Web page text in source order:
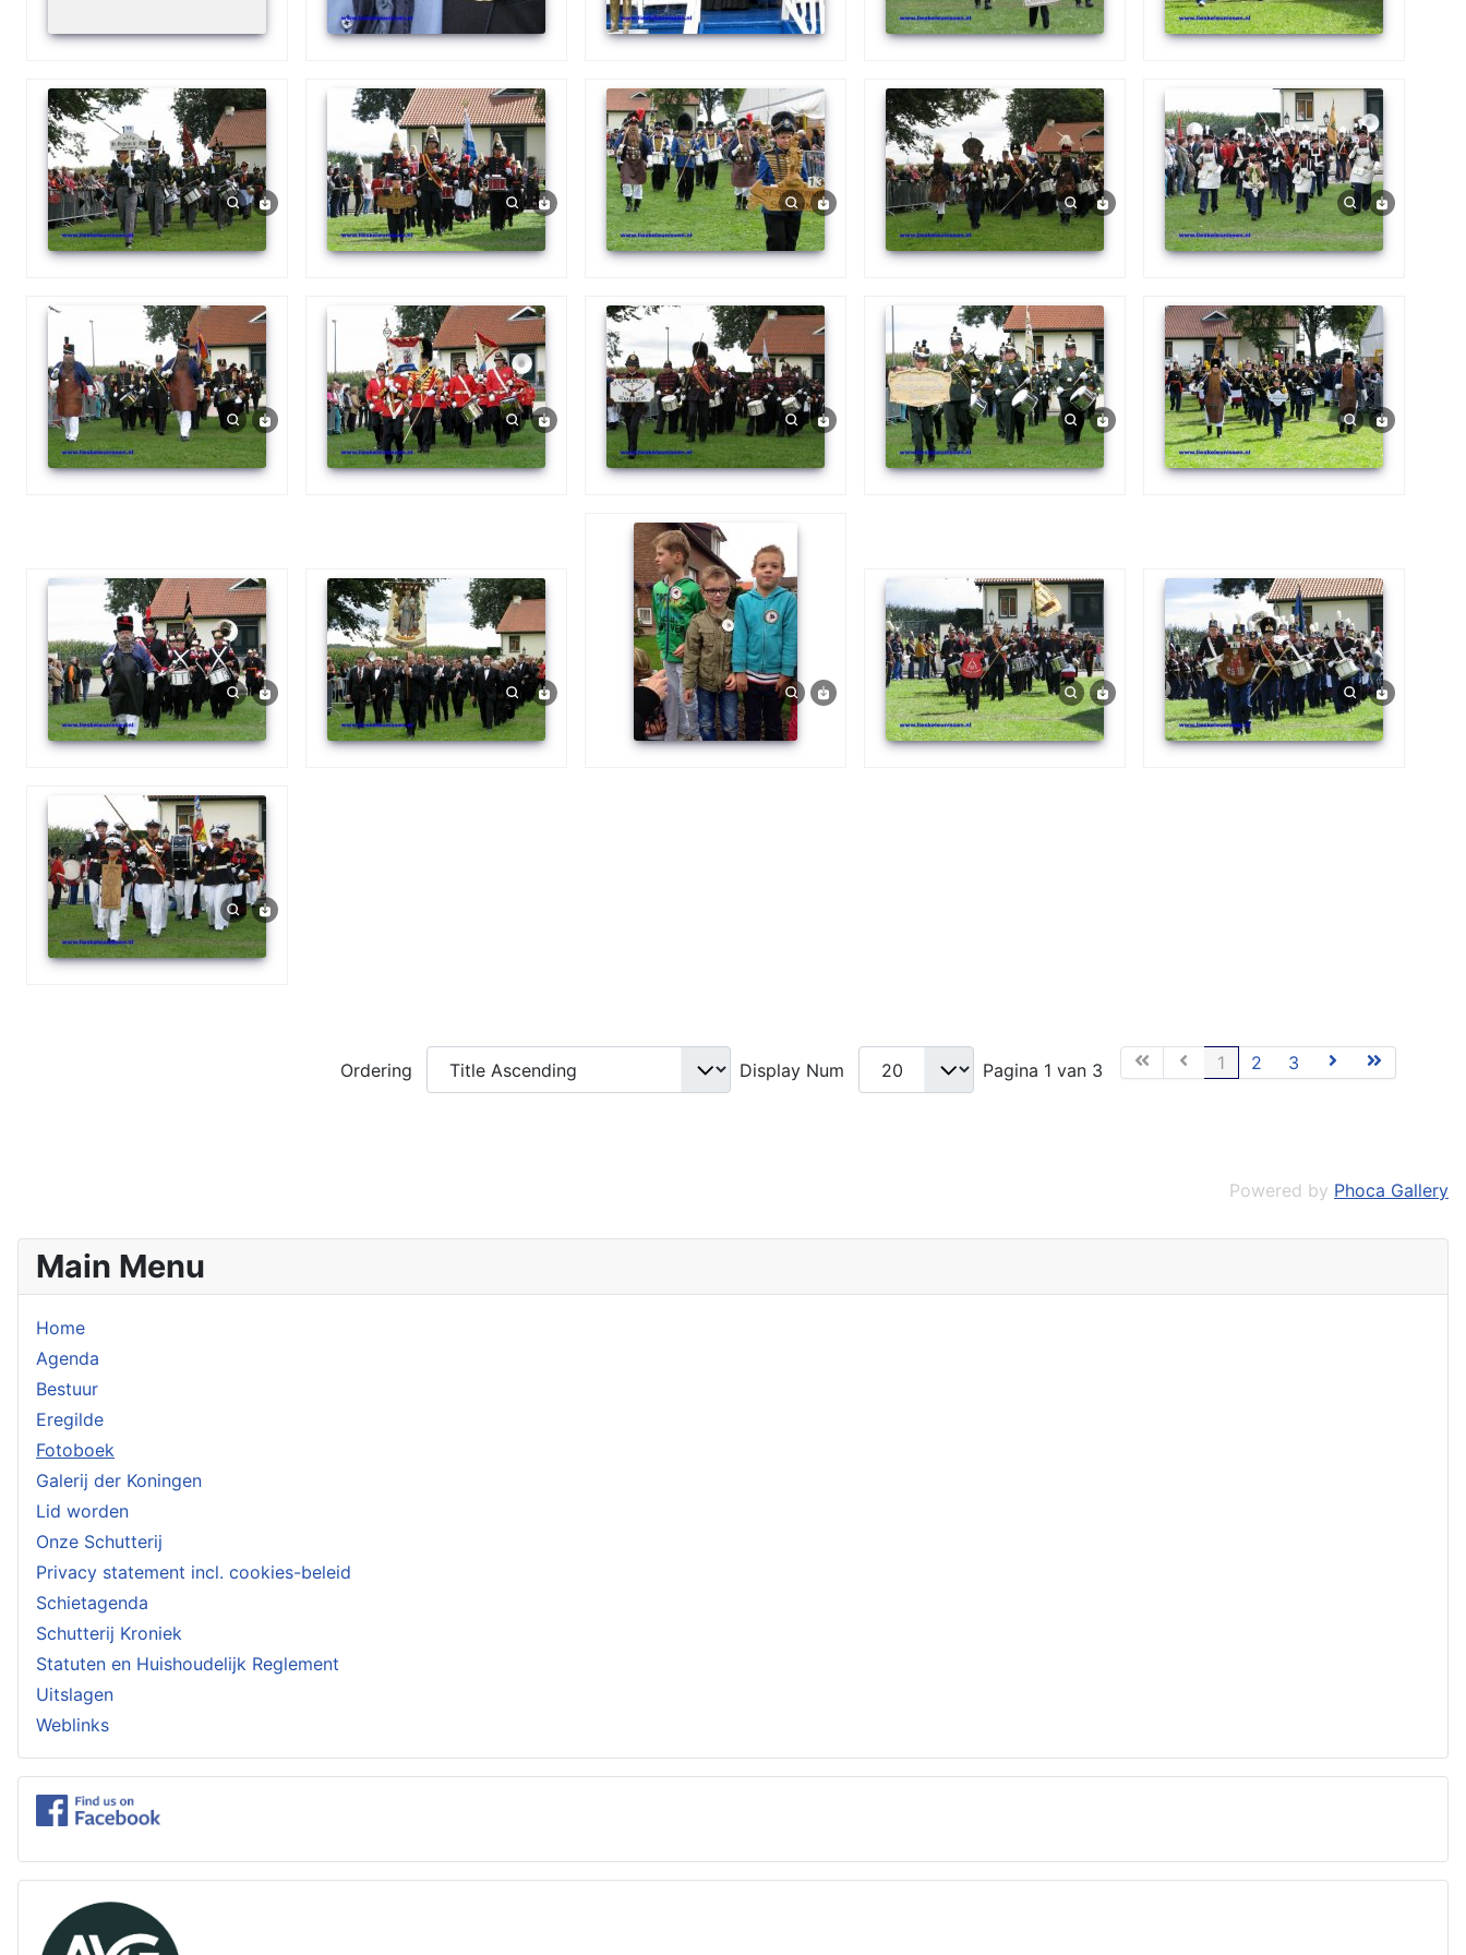
Main Menu
Home
Agenda
Bestuur
Eregilde
Fotoboek
Galerij der Koningen
Lid worden
Onze Schutterij
Privacy statement incl. cookies-beleid
Schietagenda
Schutterij Kroniek
Statuten en Huishoudelijk Reglement
Uitslagen
Weblinks
Ordering Display Num Pagina 1 van 3 1 2 3
Powered by Phoca Gallery